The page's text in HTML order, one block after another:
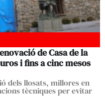
de Casa de la
i fins a cinc mesos
dels llosats, millores en
tècniques per evitar